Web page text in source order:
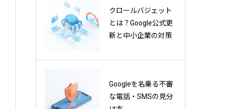
クロールバジェット
とは？Google公式更
新と中小企業の対策
Googleを名乗る不審
な電話・SMSの見分
AEO対策とは？応答
エンジン最適化の基
本から実践方法まで
Googleにインデック
スされていたページ